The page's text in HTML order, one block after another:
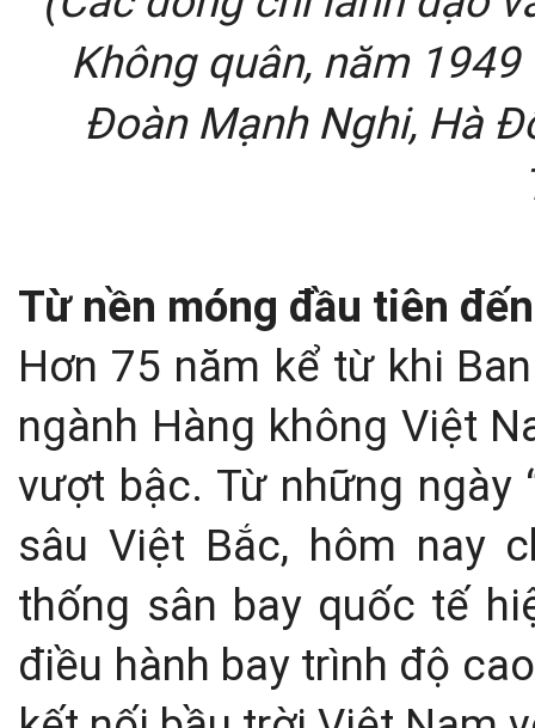
Không quân, năm
Đoàn Mạnh Nghi, Hà
Từ nền móng đầu tiên
Hơn 75 năm kể từ khi
ngành Hàng không Việt
vượt bậc. Từ những ngày
sâu Việt Bắc, hôm nay
thống sân bay quốc tế
điều hành bay trình độ